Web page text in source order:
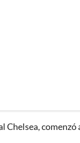
Chelsea, comenzó